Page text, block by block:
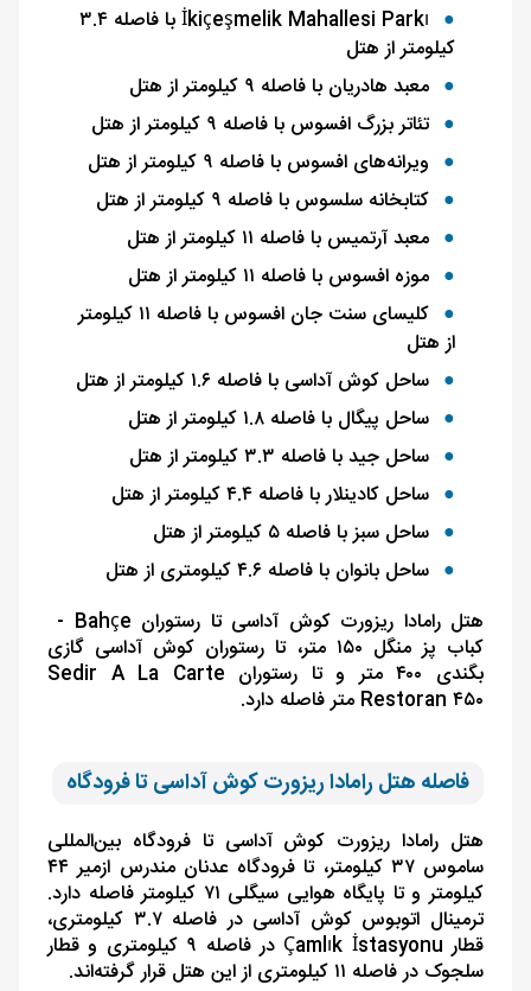
İkiçeşmelik Mahallesi Parkı
با فاصله ۳.۴
کیلومتر از هتل
معبد هادریان با فاصله ۹ کیلومتر از هتل
تئاتر بزرگ افسوس با فاصله ۹ کیلومتر از هتل
ویرانه‌های افسوس با فاصله ۹ کیلومتر از هتل
کتابخانه سلسوس با فاصله ۹ کیلومتر از هتل
معبد آرتمیس با فاصله ۱۱ کیلومتر از هتل
موزه افسوس با فاصله ۱۱ کیلومتر از هتل
کلیسای سنت جان افسوس با فاصله ۱۱ کیلومتر
از هتل
ساحل کوش آداسی با فاصله ۱.۶ کیلومتر از هتل
ساحل پیگال با فاصله ۱.۸ کیلومتر از هتل
ساحل جید با فاصله ۳.۳ کیلومتر از هتل
ساحل کادینلار با فاصله ۴.۴ کیلومتر از هتل
ساحل سبز با فاصله ۵ کیلومتر از هتل
ساحل بانوان با فاصله ۴.۶ کیلومتری از هتل
هتل رامادا ریزورت کوش آداسی تا رستوران Bahçe
-
کباب پز منگل ۱۵۰ متر، تا رستوران کوش آداسی گازی
بگندی ۴۰۰ متر و تا رستوران
Sedir A La Carte
Restoran ۴۵۰ متر فاصله دارد.
فاصله هتل رامادا ریزورت کوش آداسی تا فرودگاه
هتل رامادا ریزورت کوش آداسی تا فرودگاه بین‌المللی
ساموس ۳۷ کیلومتر، تا فرودگاه عدنان مندرس ازمیر ۴۴
کیلومتر و تا پایگاه هوایی سیگلی ۷۱ کیلومتر فاصله دارد.
ترمینال اتوبوس کوش آداسی در فاصله ۳.۷ کیلومتری،
قطار Çamlık İstasyonu
در فاصله ۹ کیلومتری و قطار
سلجوک در فاصله ۱۱ کیلومتری از این هتل قرار گرفته‌اند.